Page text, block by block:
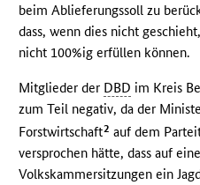
beim Ablieferungssoll zu
dass, wenn dies nicht
nicht 100%ig erfüllen können.
Mitglieder der DBD im Kreis
zum Teil negativ, da der
Forstwirtschaft2 auf dem
versprochen hätte, dass auf
Volkskammersitzungen ein